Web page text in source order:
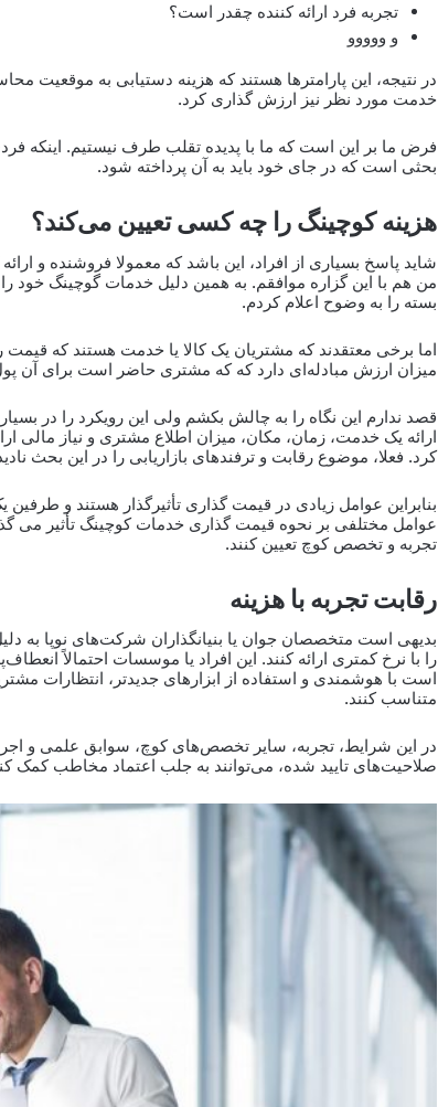
تجربه فرد ارائه کننده چقدر است؟
و ووووو
در نتیجه، این پارامترها هستند که هزینه دستیابی به
خدمت مورد نظر نیز ارزش گذاری کرد.
فرض ما بر این است که ما با پدیده تقلب طرف نیستیم. اینکه
بحثی است که در جای خود باید به آن پرداخته شود.
هزینه کوچینگ را چه کسی تعیین می‌کند؟
شاید پاسخ بسیاری از افراد، این باشد که معمولا فروشنده و
من هم با این گزاره موافقم. به همین دلیل خدمات گوچینگ
بسته را به وضوح اعلام کردم.
اما برخی معتقدند که مشتریان یک کالا یا خدمت هستند که قیمت
میزان ارزش مبادله‌ای دارد که که مشتری حاضر است برای آن
قصد ندارم این نگاه را به چالش بکشم ولی این رویکرد را در
ارائه یک خدمت، زمان، مکان، میزان اطلاع مشتری و نیاز مالی
کرد. فعلا، موضوع رقابت و ترفندهای بازاریابی را در این بحث
بنابراین عوامل زیادی در قیمت گذاری تأثیرگذار هستند و طرفین
عوامل مختلفی بر نحوه قیمت گذاری خدمات کوچینگ تأثیر می
تجربه و تخصص کوچ تعیین کنند.
رقابت تجربه با هزینه
بدیهی است متخصصان جوان یا بنیانگذاران شرکت‌های نوپا به
را با نرخ کمتری ارائه کنند. این افراد یا موسسات احتمالاً
است با هوشمندی و استفاده از ابزارهای جدیدتر، انتظارات
متناسب کنند.
در این شرایط، تجربه، سایر تخصص‌های کوچ، سوابق علمی و
صلاحیت‌های تایید شده، می‌توانند به جلب اعتماد مخاطب کمک